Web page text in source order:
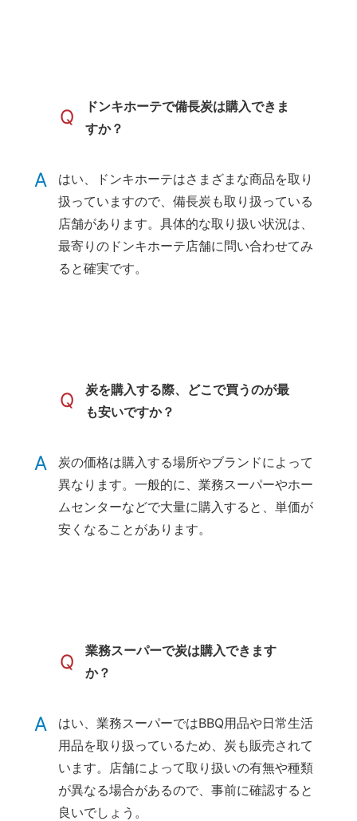
Q
ドンキホーテで備長炭は購入できま
すか？
A
はい、ドンキホーテはさまざまな商品を取り
扱っていますので、備長炭も取り扱っている
店舗があります。具体的な取り扱い状況は、
最寄りのドンキホーテ店舗に問い合わせてみ
ると確実です。
Q
炭を購入する際、どこで買うのが最
も安いですか？
A
炭の価格は購入する場所やブランドによって
異なります。一般的に、業務スーパーやホー
ムセンターなどで大量に購入すると、単価が
安くなることがあります。
Q
業務スーパーで炭は購入できます
か？
A
はい、業務スーパーではBBQ用品や日常生活
用品を取り扱っているため、炭も販売されて
います。店舗によって取り扱いの有無や種類
が異なる場合があるので、事前に確認すると
良いでしょう。